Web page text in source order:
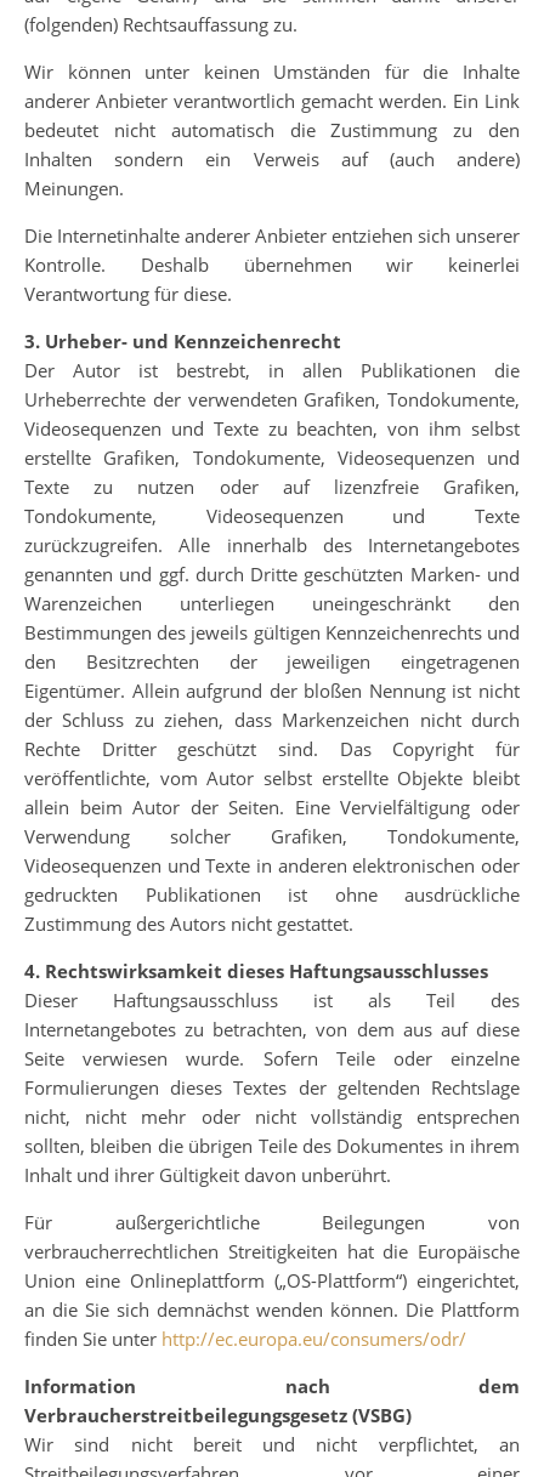
(folgenden) Rechtsauffassung zu.
Wir können unter keinen Umständen für die Inhalte
anderer Anbieter verantwortlich gemacht werden. Ein Link
bedeutet nicht automatisch die Zustimmung zu den
Inhalten sondern ein Verweis auf (auch andere)
Meinungen.
Die Internetinhalte anderer Anbieter entziehen sich unserer
Kontrolle. Deshalb übernehmen wir keinerlei
Verantwortung für diese.
3. Urheber- und Kennzeichenrecht
Der Autor ist bestrebt, in allen Publikationen die
Urheberrechte der verwendeten Grafiken, Tondokumente,
Videosequenzen und Texte zu beachten, von ihm selbst
erstellte Grafiken, Tondokumente, Videosequenzen und
Texte zu nutzen oder auf lizenzfreie Grafiken,
Tondokumente, Videosequenzen und Texte
zurückzugreifen. Alle innerhalb des Internetangebotes
genannten und ggf. durch Dritte geschützten Marken- und
Warenzeichen unterliegen uneingeschränkt den
Bestimmungen des jeweils gültigen Kennzeichenrechts und
den Besitzrechten der jeweiligen eingetragenen
Eigentümer. Allein aufgrund der bloßen Nennung ist nicht
der Schluss zu ziehen, dass Markenzeichen nicht durch
Rechte Dritter geschützt sind. Das Copyright für
veröffentlichte, vom Autor selbst erstellte Objekte bleibt
allein beim Autor der Seiten. Eine Vervielfältigung oder
Verwendung solcher Grafiken, Tondokumente,
Videosequenzen und Texte in anderen elektronischen oder
gedruckten Publikationen ist ohne ausdrückliche
Zustimmung des Autors nicht gestattet.
4. Rechtswirksamkeit dieses Haftungsausschlusses
Dieser Haftungsausschluss ist als Teil des
Internetangebotes zu betrachten, von dem aus auf diese
Seite verwiesen wurde. Sofern Teile oder einzelne
Formulierungen dieses Textes der geltenden Rechtslage
nicht, nicht mehr oder nicht vollständig entsprechen
sollten, bleiben die übrigen Teile des Dokumentes in ihrem
Inhalt und ihrer Gültigkeit davon unberührt.
Für außergerichtliche Beilegungen von
verbraucherrechtlichen Streitigkeiten hat die Europäische
Union eine Onlineplattform („OS-Plattform“) eingerichtet,
an die Sie sich demnächst wenden können. Die Plattform
finden Sie unter http://ec.europa.eu/consumers/odr/
Information nach dem
Verbraucherstreitbeilegungsgesetz (VSBG)
Wir sind nicht bereit und nicht verpflichtet, an